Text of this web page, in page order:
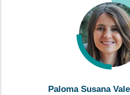
Paloma Susana